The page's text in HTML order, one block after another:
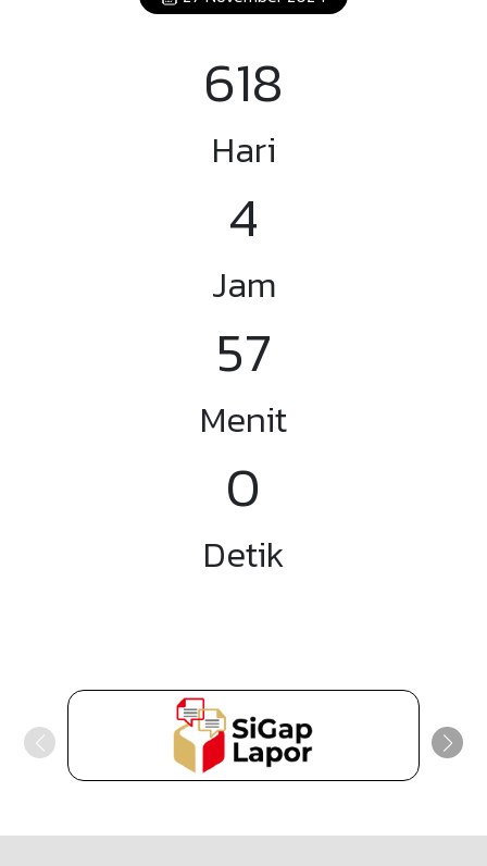
618
Hari
3
Jam
56
Menit
59
Detik